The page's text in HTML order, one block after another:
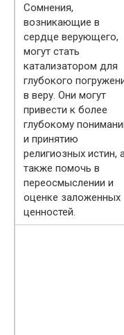
Сомнения,
возникающие в
сердце верующего,
могут стать
катализатором для
глубокого
в веру. Они могут
привести к более
глубокому
и принятию
религиозных истин,
также помочь в
переосмыслении и
оценке заложенных
ценностей.